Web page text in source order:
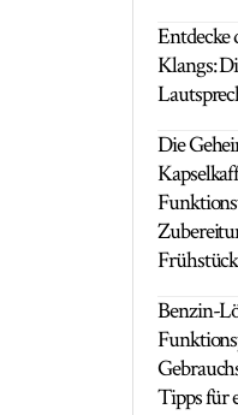
Entdecke
Klangs:
Die
Benzin-
Tipps für